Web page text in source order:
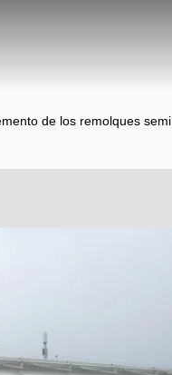
de los remolques semi